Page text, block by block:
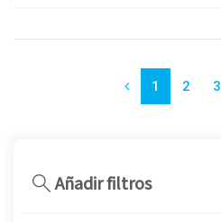
1 2 3
Añadir filtros